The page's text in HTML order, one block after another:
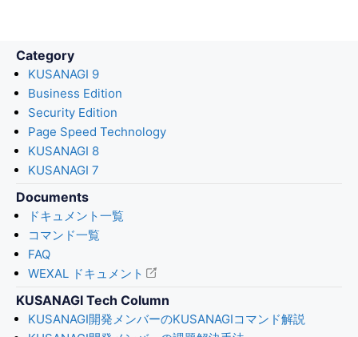
Category
KUSANAGI 9
Business Edition
Security Edition
Page Speed Technology
KUSANAGI 8
KUSANAGI 7
Documents
ドキュメント一覧
コマンド一覧
FAQ
WEXAL ドキュメント
KUSANAGI Tech Column
KUSANAGI開発メンバーのKUSANAGIコマンド解説